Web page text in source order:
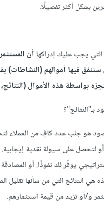
بشكل أكثر تفصيلًا.
يجب عليك إدراكها أن
ستنفق فيها أموالهم (النشاطات)
بواسطة هذه اﻷموال (النتائج،
بـ"النتائج"؟
هو جلب عدد كافٍ من العملاء
لتحصل على سيولة نقدية
يوفّر لك نفوذًا. أو المصادقة
هي النتائج التي من شأنها تقليل
و/أو تزيد من قيمة استثمارهم.